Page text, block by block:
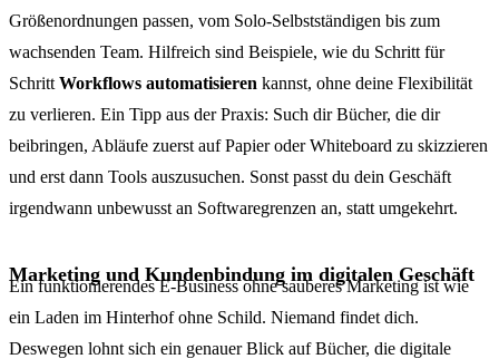
Größenordnungen passen, vom Solo-Selbstständigen bis zum
wachsenden Team. Hilfreich sind Beispiele, wie du Schritt für
Schritt Workflows automatisieren kannst, ohne deine Flexibilität
zu verlieren. Ein Tipp aus der Praxis: Such dir Bücher, die dir
beibringen, Abläufe zuerst auf Papier oder Whiteboard zu skizzieren
und erst dann Tools auszusuchen. Sonst passt du dein Geschäft
irgendwann unbewusst an Softwaregrenzen an, statt umgekehrt.
Marketing und Kundenbindung im digitalen Geschäft
Ein funktionierendes E-Business ohne sauberes Marketing ist wie
ein Laden im Hinterhof ohne Schild. Niemand findet dich.
Deswegen lohnt sich ein genauer Blick auf Bücher, die digitale